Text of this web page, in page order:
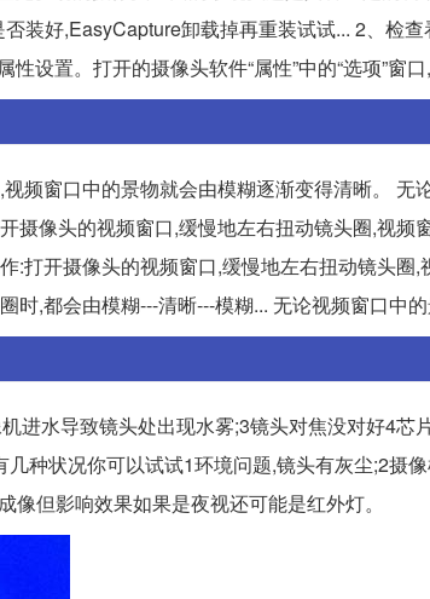
装好,EasyCapture卸载掉再重装试试... 2、检
置。打开的摄像头软件“属性”中的“选项”窗口,
频窗口中的景物就会由模糊逐渐变得清晰。 无
摄像头的视频窗口,缓慢地左右扭动镜头圈,视频
:打开摄像头的视频窗口,缓慢地左右扭动镜头圈
,都会由模糊---清晰---模糊... 无论视频窗口中的
进水导致镜头处出现水雾;3镜头对焦没对好4芯
种状况你可以试试1环境问题,镜头有灰尘;2摄
但影响效果如果是夜视还可能是红外灯。